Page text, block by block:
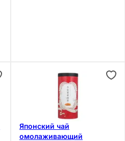
Японский чай
омолаживающий